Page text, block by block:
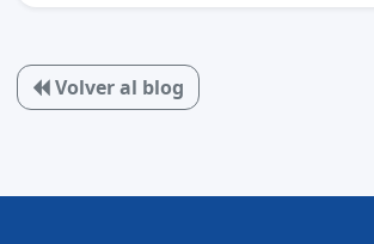
Volver al blog